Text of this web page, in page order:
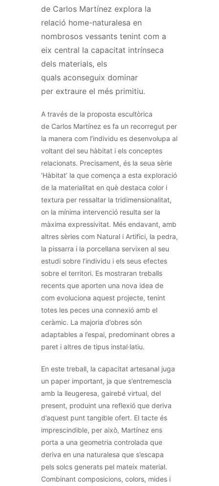
de Carlos Martínez explora la
relació home-naturalesa en
nombrosos vessants tenint com a
eix central la capacitat intrínseca
dels materials, els
quals aconseguix dominar
per extraure el més primitiu.
A través de la proposta escultòrica
de Carlos Martínez es fa un recorregut per
la manera com l’individu es desenvolupa al
voltant del seu hàbitat i els conceptes
relacionats. Precisament, és la seua sèrie
‘Hàbitat’ la que comença a esta exploració
de la materialitat en què destaca color i
textura per ressaltar la tridimensionalitat,
on la mínima intervenció resulta ser la
màxima expressivitat. Més endavant, amb
altres sèries com Natural i Artifici, la pedra,
la pissarra i la porcellana servixen al seu
estudi sobre l’individu i els seus efectes
sobre el territori. Es mostraran treballs
recents que aporten una nova idea de
com evoluciona aquest projecte, tenint
totes les peces una connexió amb el
ceràmic. La majoria d’obres són
adaptables a l’espai, predominant obres a
paret i altres de tipus instal·latiu.
En este treball, la capacitat artesanal juga
un paper important, ja que s’entremescla
amb la lleugeresa, gairebé virtual, del
present, produint una reflexió que deriva
d’aquest punt tangible ofert. El tacte és
imprescindible, per això, Martínez ens
porta a una geometria controlada que
deriva en una naturalesa que s’escapa
pels solcs generats pel mateix material.
Combinant composicions, colors, mides i